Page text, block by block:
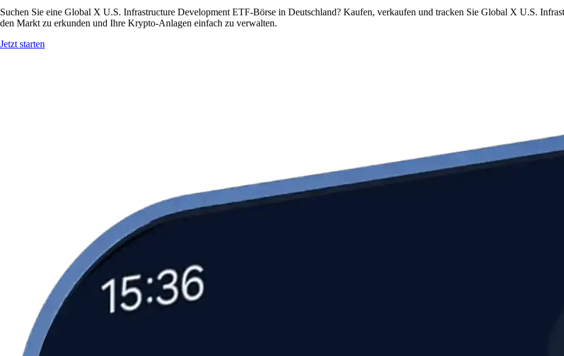
Suchen Sie eine Global X U.S. Infrastructure Development ETF-Börse in Deutschland? Kaufen, verkaufen und tracken Sie Global X U.S.
den Markt zu erkunden und Ihre Krypto-Anlagen einfach zu verwalten.
Jetzt starten